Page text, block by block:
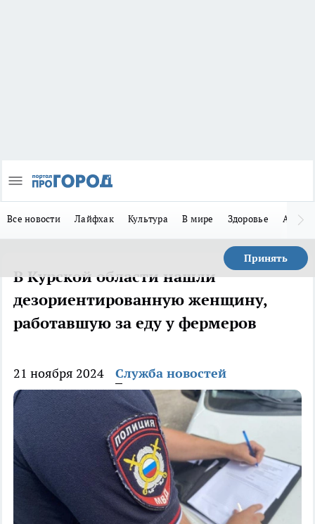
Все новости Лайфхак Культура В мире Здоровье Авто
Принять
В Курской области нашли
дезориентированную женщину,
работавшую за еду у фермеров
21 ноября 2024 Служба новостей